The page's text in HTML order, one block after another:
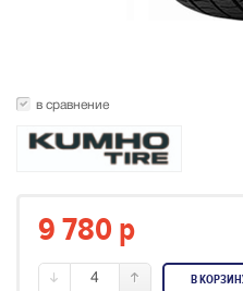
в сравнение
9 780 p
4 В